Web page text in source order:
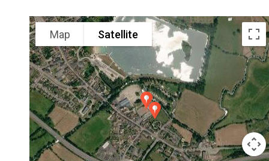
Map Satellite